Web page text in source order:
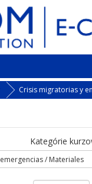
Crisis migratorias y
Kategórie